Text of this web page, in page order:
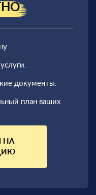
документы.
план ваших
НА